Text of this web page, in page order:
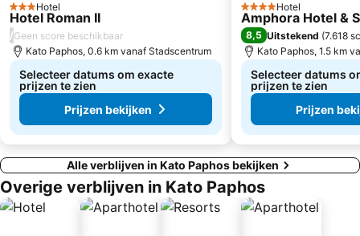
3 Sterren
Hotel
Hotel Roman II
/Geen score beschikbaar
Kato Paphos, 0.6 km vanaf Stadscentrum
Selecteer datums om exacte
prijzen te zien
Prijzen bekijken
4 SterrenHotel
Amphora Hotel &
8,5 Uitstekend (7.618
Kato Paphos, 1.5 km
Selecteer datums
prijzen te zien
Prijzen
Alle verblijven in Kato Paphos bekijken
Overige verblijven in Kato Paphos